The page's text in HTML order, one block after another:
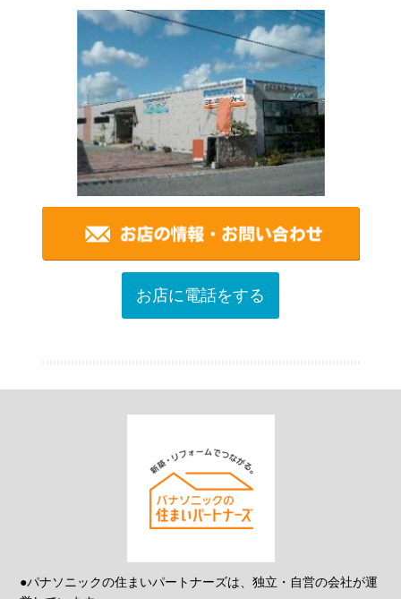
お店に電話をする
●パナソニックの住まいパートナーズは、独立・自営の会社が運